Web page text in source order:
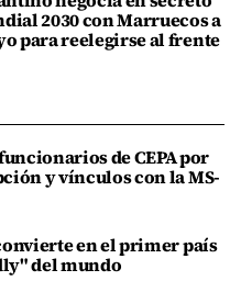
2030 con Marruecos a
para reelegirse al frente
de CEPA por
y vínculos con la MS-
en el primer país
del mundo